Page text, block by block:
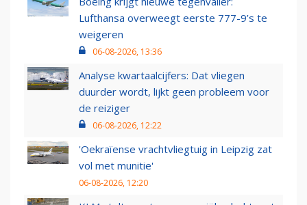
Lufthansa overweegt eerste 777-9’s te
weigeren
06-08-2026, 13:36
Analyse kwartaalcijfers: Dat vliegen
duurder wordt, lijkt geen probleem voor
de reiziger
06-08-2026, 12:22
'Oekraïense vrachtvliegtuig in Leipzig zat
vol met munitie'
06-08-2026, 12:20